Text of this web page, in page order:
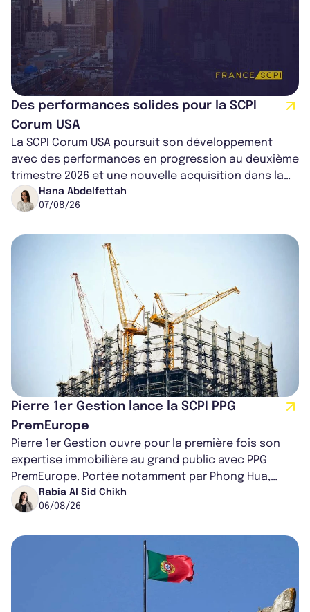
Des performances solides pour la SCPI
Corum USA
La SCPI Corum USA poursuit son développement
avec des performances en progression au deuxième
trimestre 2026 et une nouvelle acquisition dans la
région de Chicago. Entre hausse de...
Hana Abdelfettah
07/08/26
Pierre 1er Gestion lance la SCPI PPG
PremEurope
Pierre 1er Gestion ouvre pour la première fois son
expertise immobilière au grand public avec PPG
PremEurope. Portée notamment par Phong Hua,
ancien directeur des investissements d...
Rabia Al Sid Chikh
06/08/26